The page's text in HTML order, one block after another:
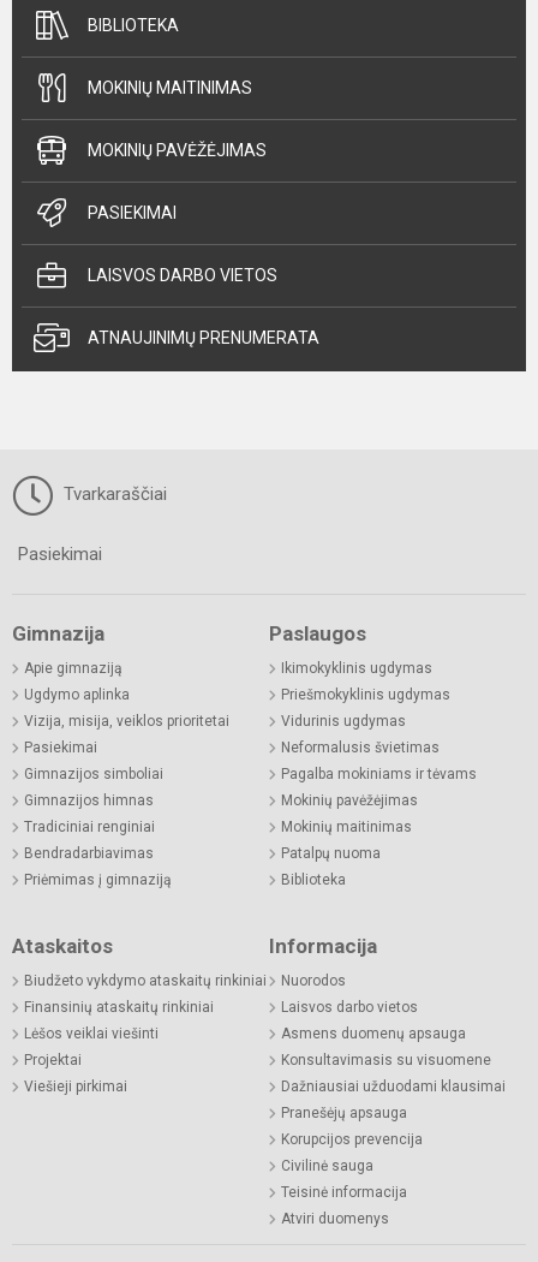
BIBLIOTEKA
MOKINIŲ MAITINIMAS
MOKINIŲ PAVĖŽĖJIMAS
PASIEKIMAI
LAISVOS DARBO VIETOS
ATNAUJINIMŲ PRENUMERATA
Tvarkaraščiai
Pasiekimai
Gimnazija
Apie gimnaziją
Ugdymo aplinka
Vizija, misija, veiklos prioritetai
Pasiekimai
Gimnazijos simboliai
Gimnazijos himnas
Tradiciniai renginiai
Bendradarbiavimas
Priėmimas į gimnaziją
Paslaugos
Ikimokyklinis ugdymas
Priešmokyklinis ugdymas
Vidurinis ugdymas
Neformalusis švietimas
Pagalba mokiniams ir tėvams
Mokinių pavėžėjimas
Mokinių maitinimas
Patalpų nuoma
Biblioteka
Ataskaitos
Biudžeto vykdymo ataskaitų rinkiniai
Finansinių ataskaitų rinkiniai
Lėšos veiklai viešinti
Projektai
Viešieji pirkimai
Informacija
Nuorodos
Laisvos darbo vietos
Asmens duomenų apsauga
Konsultavimasis su visuomene
Dažniausiai užduodami klausimai
Pranešėjų apsauga
Korupcijos prevencija
Civilinė sauga
Teisinė informacija
Atviri duomenys